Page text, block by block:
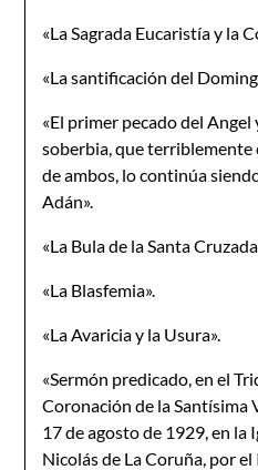
«La Sagrada Eucaristía y la
«La santificación del
«El primer pecado del
soberbia, que terriblemente
de ambos, lo continúa
Adán».
«La Bula de la Santa
«La Blasfemia».
«La Avaricia y la Usura».
«Sermón predicado, en el
Coronación de la Santísima
17 de agosto de 1929, en la
Nicolás de La Coruña, por el